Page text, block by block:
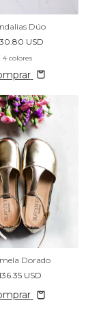
Dúo
USD
4 colores
Dorado
USD